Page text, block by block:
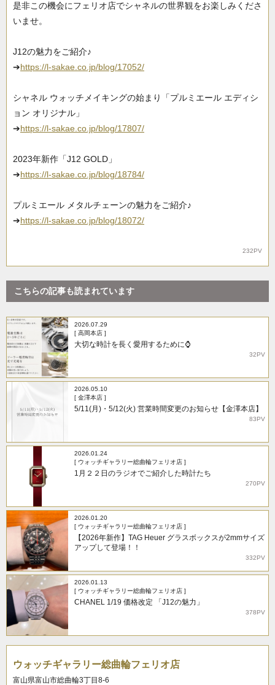
是非この機会にフェリオ店でシャネルの世界観をお楽しみくださ
いませ。
J12の魅力をご紹介♪
➔https://l-sakae.co.jp/blog/17052/
シャネル ウォッチメイキングの始まり「プルミエール エディシ
ョン オリジナル」
➔https://l-sakae.co.jp/blog/17807/
2023年新作「J12 GOLD」
➔https://l-sakae.co.jp/blog/18784/
プルミエール メタルチェーンの魅力をご紹介♪
➔https://l-sakae.co.jp/blog/18072/
232PV
こちらの記事も読まれています
2026.07.29
[ 高岡本店 ]
大切な時計を長く愛用するために⌚
32PV
2026.05.10
[ 金澤本店 ]
5/11(月)・5/12(火) 営業時間変更のお知らせ【金澤本店】
83PV
2026.01.24
[ ウォッチギャラリー総曲輪フェリオ店 ]
1月２２日のラジオでご紹介した時計たち
270PV
2026.01.20
[ ウォッチギャラリー総曲輪フェリオ店 ]
【2026年新作】TAG Heuer グラスボックスが2mmサイズ
アップして登場！！
332PV
2026.01.13
[ ウォッチギャラリー総曲輪フェリオ店 ]
CHANEL 1/19 価格改定 「J12の魅力」
378PV
ウォッチギャラリー総曲輪フェリオ店
富山県富山市総曲輪3丁目8-6